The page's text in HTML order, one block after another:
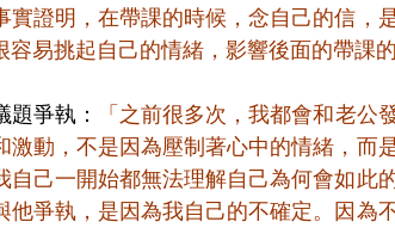
證明，在帶課的時候，念自己的信，
易挑起自己的情緒，影響後面的帶課的
爭執：
「之前很多次，我都會和老公
動，不是因為壓制著心中的情緒，而
己一開始都無法理解自己為何會如此
爭執，是因為我自己的不確定。因為